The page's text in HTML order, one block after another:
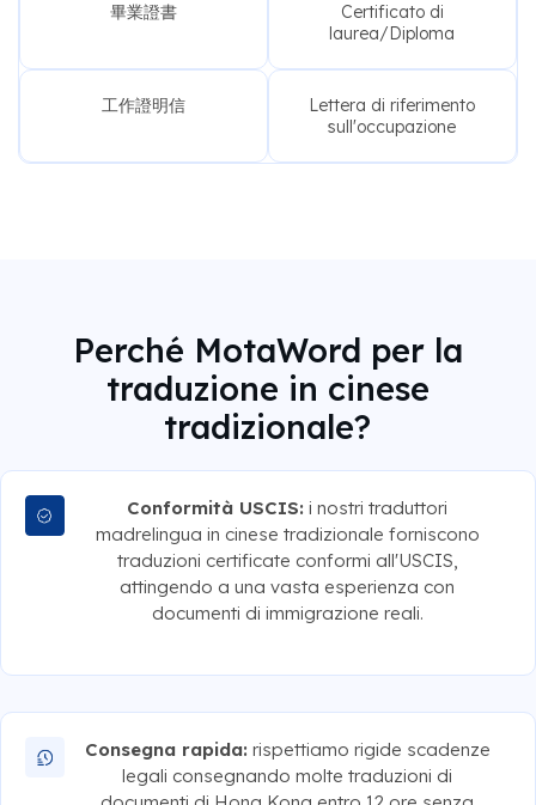
畢業證書
Certificato di
laurea/Diploma
工作證明信
Lettera di riferimento
sull'occupazione
Perché MotaWord per la
traduzione in cinese
tradizionale?
Conformità USCIS: i nostri traduttori
madrelingua in cinese tradizionale forniscono
traduzioni certificate conformi all'USCIS,
attingendo a una vasta esperienza con
documenti di immigrazione reali.
Consegna rapida: rispettiamo rigide scadenze
legali consegnando molte traduzioni di